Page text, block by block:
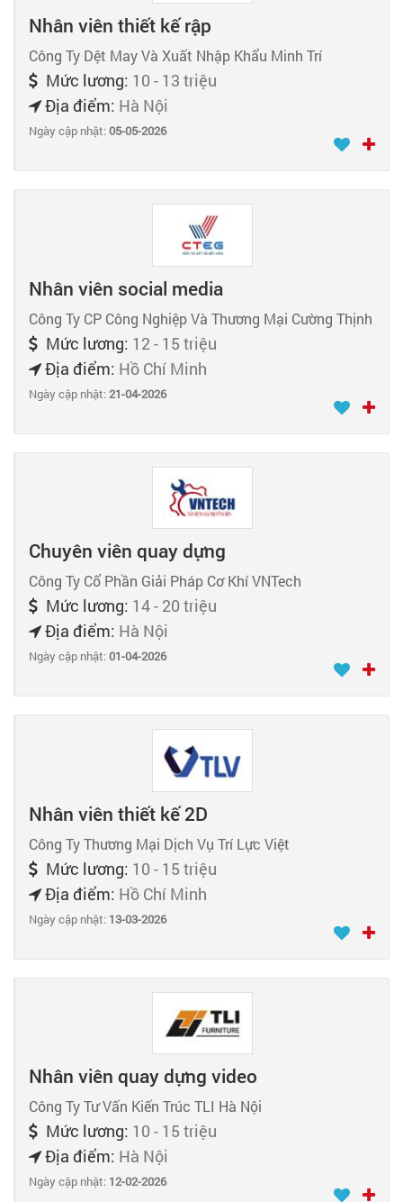
Nhân viên thiết kế rập
Công Ty Dệt May Và Xuất Nhập Khẩu Minh Trí
Mức lương: 10 - 13 triệu
Địa điểm: Hà Nội
Ngày cập nhật:05-05-2026
Nhân viên social media
Công Ty CP Công Nghiệp Và Thương Mại Cường Thịnh
Mức lương: 12 - 15 triệu
Địa điểm: Hồ Chí Minh
Ngày cập nhật:21-04-2026
Chuyên viên quay dựng
Công Ty Cổ Phần Giải Pháp Cơ Khí VNTech
Mức lương: 14 - 20 triệu
Địa điểm: Hà Nội
Ngày cập nhật:01-04-2026
Nhân viên thiết kế 2D
Công Ty Thương Mại Dịch Vụ Trí Lực Việt
Mức lương: 10 - 15 triệu
Địa điểm: Hồ Chí Minh
Ngày cập nhật: 13-03-2026
Nhân viên quay dựng video
Công Ty Tư Vấn Kiến Trúc TLI Hà Nội
Mức lương: 10 - 15 triệu
Địa điểm: Hà Nội
Ngày cập nhật: 12-02-2026